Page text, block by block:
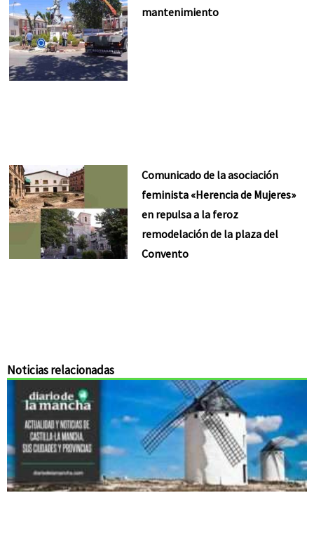
mantenimiento
Comunicado de la asociación
feminista «Herencia de Mujeres»
en repulsa a la feroz
remodelación de la plaza del
Convento
Noticias relacionadas